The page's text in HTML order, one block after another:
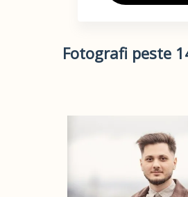
Fotografi peste